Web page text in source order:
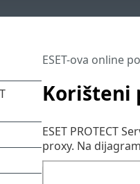
Korišteni
ESET-ova online
ESET PROTECT
proxy. Na